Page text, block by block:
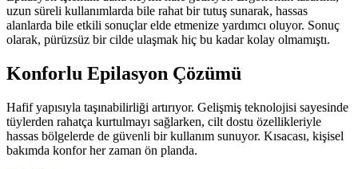
uzun süreli kullanımlarda bile rahat bir tutuş sunarak, hassas
alanlarda bile etkili sonuçlar elde etmenize yardımcı oluyor. Sonuç
olarak, pürüzsüz bir cilde ulaşmak hiç bu kadar kolay olmamıştı.
Konforlu Epilasyon Çözümü
Hafif yapısıyla taşınabilirliği artırıyor. Gelişmiş teknolojisi sayesinde
tüylerden rahatça kurtulmayı sağlarken, cilt dostu özellikleriyle
hassas bölgelerde de güvenli bir kullanım sunuyor. Kısacası, kişisel
bakımda konfor her zaman ön planda.